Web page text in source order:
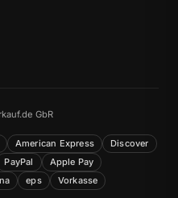
GbR
American Express
Discover
PayPal
Apple Pay
eps Vorkasse